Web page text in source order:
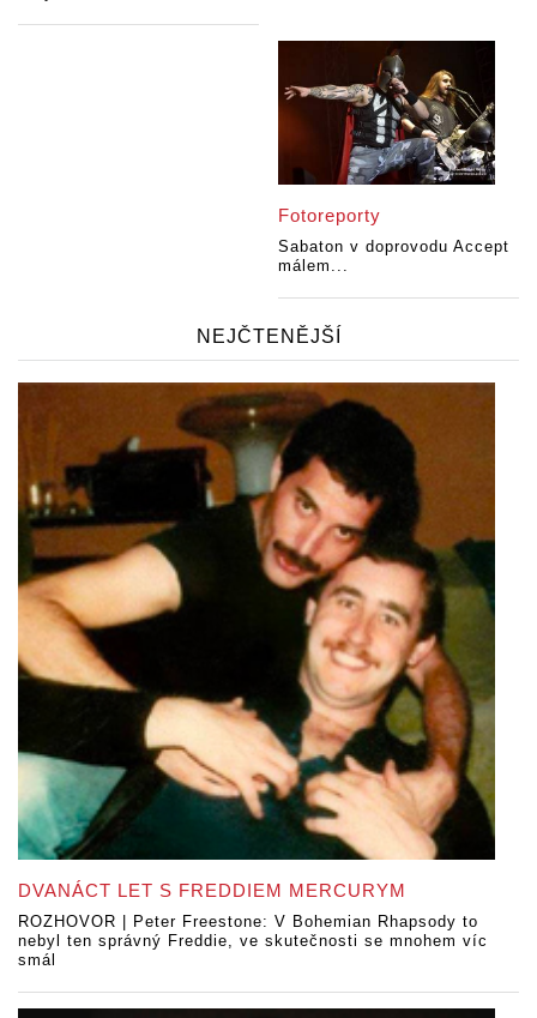
Fotoreporty
Sabaton v doprovodu Accept
málem...
NEJČTENĚJŠÍ
DVANÁCT LET S FREDDIEM MERCURYM
ROZHOVOR | Peter Freestone: V Bohemian Rhapsody to
nebyl ten správný Freddie, ve skutečnosti se mnohem víc
smál